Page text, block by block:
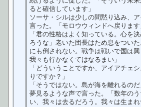
ると確信しています」
ソーサ・シルは少しの間黙り込み、
言った。「モロウウィンドへ戻ります
「君の性格はよく知っている。心を
ろうな」老いた団長はため息をつい
にも倒されない。戦争は戦いで国は
我々も行かなくてはなるまい」
「どういうことですか、アイアチェ
りですか？」
「そうではない。島が海を離れるの
夢見るような声で言った。「数年の
い、我々は去るだろう。我々は生ま